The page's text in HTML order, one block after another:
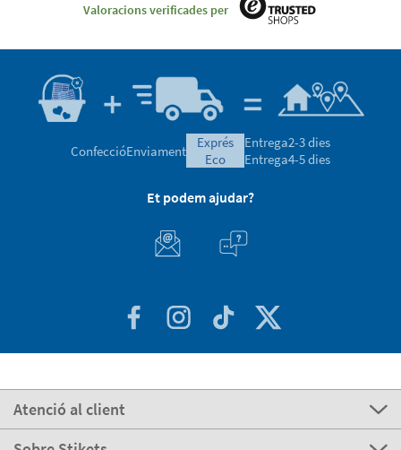
Valoracions verificades per
ConfeccióEnviament
exprés
eco
Entrega2-3 dies
Entrega4-5 dies
Et podem ajudar?
Atenció al client